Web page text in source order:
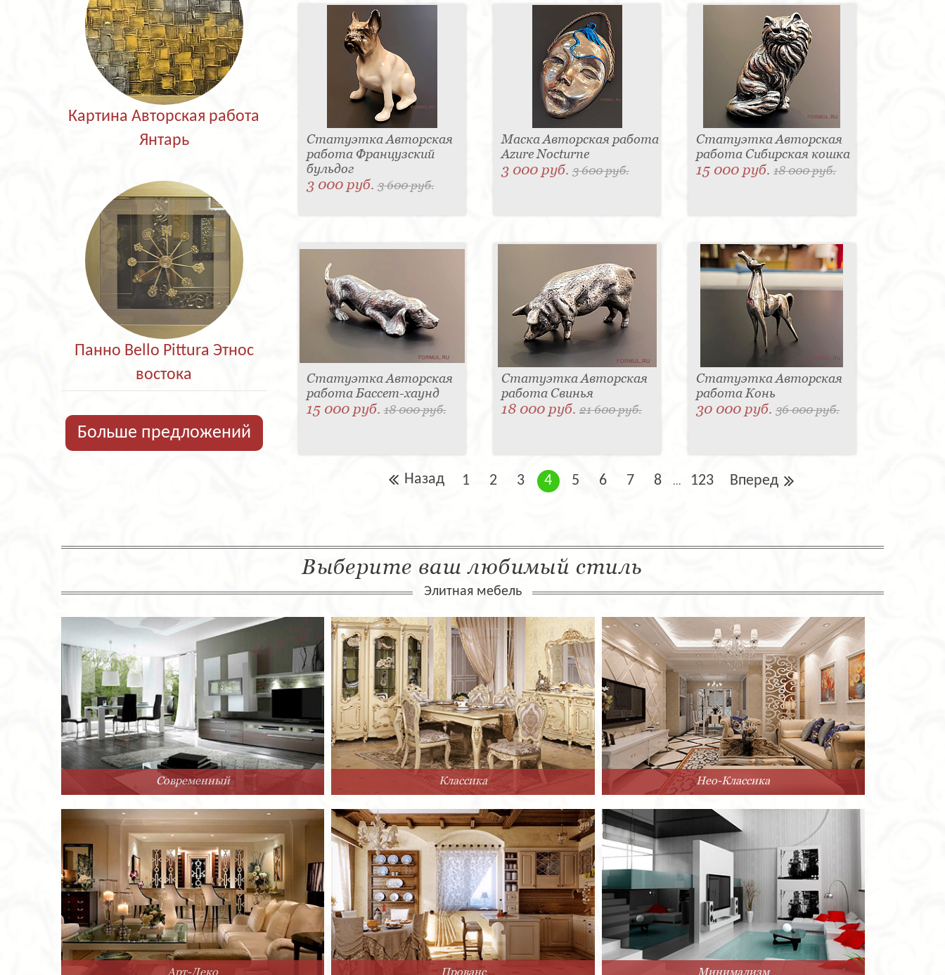
Картина Авторская работа
Янтарь
Панно Bello Pittura Этнос
востока
Больше предложений
Статуэтка Авторская
работа Французский
бульдог
3 000 руб.3 600 руб.
Маска Авторская работа
Azure Nocturne
3 000 руб. 3 600 руб.
Статуэтка Авторская
работа Сибирская кошка
15 000 руб.18 000 руб.
Статуэтка Авторская
работа Бассет-хаунд
15 000 руб.18 000 руб.
Статуэтка Авторская
работа Свинья
18 000 руб. 21 600 руб.
Статуэтка Авторская
работа Конь
30 000 руб.36 000 руб.
Назад 1 2 3 4 5 6 7 8 ... 123 Вперед
Выберите ваш любимый стиль
Элитная мебель
Современный Классика Нео-Классика
Арт-Деко Прованс Минимализм